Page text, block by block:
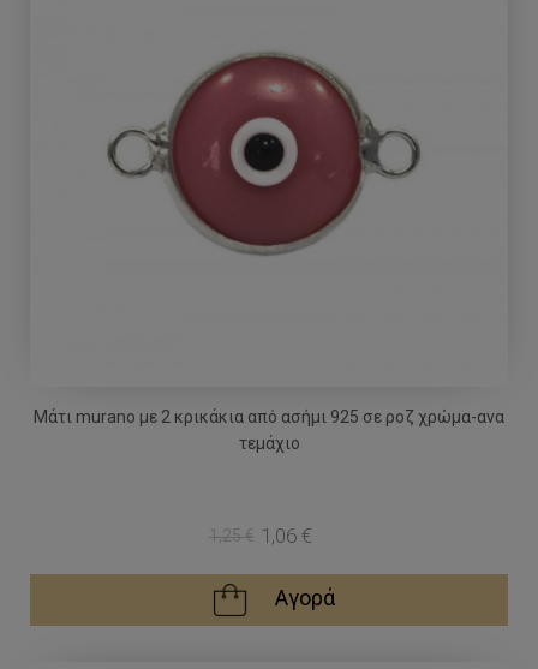
Μάτι murano με 2 κρικάκια από ασήμι 925 σε ροζ χρώμα-ανα
τεμάχιο
1,25 € 1,06 €
Αγορά